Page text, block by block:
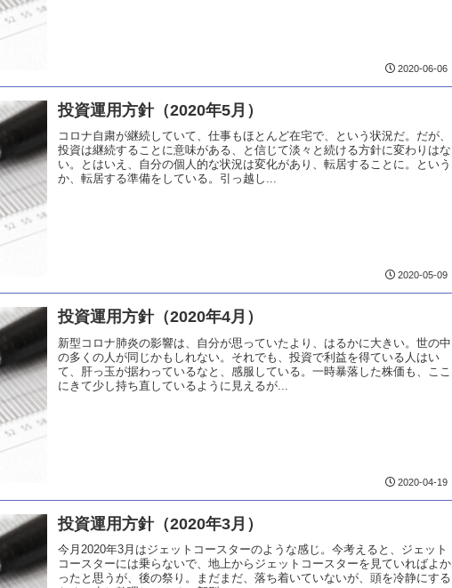
2020-06-06
投資運用方針（2020年5月）
コロナ自粛が継続していて、仕事もほとんど在宅で、という状況だ。だが、
投資は継続することに意味がある、と信じて淡々と続ける方針に変わりはな
い。とはいえ、自分の個人的な状況は変化があり、転居することに。という
か、転居する準備をしている。引っ越し...
2020-05-09
投資運用方針（2020年4月）
新型コロナ肺炎の影響は、自分が思っていたより、はるかに大きい。世の中
の多くの人が同じかもしれない。それでも、投資で利益を得ている人はい
て、肝っ玉が据わっているなと、感服している。一時暴落した株価も、ここ
にきて少し持ち直しているように見えるが...
2020-04-19
投資運用方針（2020年3月）
今月2020年3月はジェットコースターのような感じ。今考えると、ジェット
コースターには乗らないで、地上からジェットコースターを見ていればよか
ったと思うが、後の祭り。まだまだ、落ち着いていないが、頭を冷静にする